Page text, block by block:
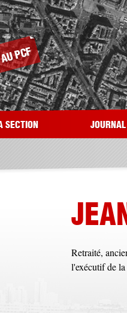
SECTION
Retraité,
l'exécutif de